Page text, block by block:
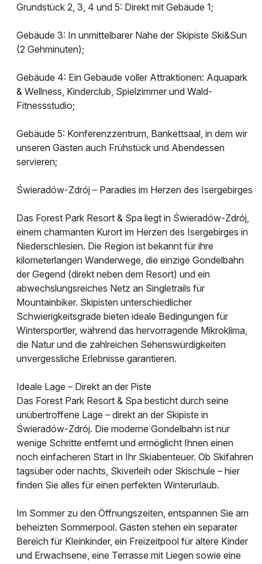
Grundstück 2, 3, 4 und 5: Direkt mit Gebäude 1;
Gebäude 3: In unmittelbarer Nähe der Skipiste Ski&Sun
(2 Gehminuten);
Gebäude 4: Ein Gebäude voller Attraktionen: Aquapark
& ​​Wellness, Kinderclub, Spielzimmer und Wald-
Fitnessstudio;
Gebäude 5: Konferenzzentrum, Bankettsaal, in dem wir
unseren Gästen auch Frühstück und Abendessen
servieren;
Świeradów-Zdrój – Paradies im Herzen des Isergebirges
Das Forest Park Resort & Spa liegt in Świeradów-Zdrój,
einem charmanten Kurort im Herzen des Isergebirges in
Niederschlesien. Die Region ist bekannt für ihre
kilometerlangen Wanderwege, die einzige Gondelbahn
der Gegend (direkt neben dem Resort) und ein
abwechslungsreiches Netz an Singletrails für
Mountainbiker. Skipisten unterschiedlicher
Schwierigkeitsgrade bieten ideale Bedingungen für
Wintersportler, während das hervorragende Mikroklima,
die Natur und die zahlreichen Sehenswürdigkeiten
unvergessliche Erlebnisse garantieren.
Ideale Lage – Direkt an der Piste
Das Forest Park Resort & Spa besticht durch seine
unübertroffene Lage – direkt an der Skipiste in
Świeradów-Zdrój. Die moderne Gondelbahn ist nur
wenige Schritte entfernt und ermöglicht Ihnen einen
noch einfacheren Start in Ihr Skiabenteuer. Ob Skifahren
tagsüber oder nachts, Skiverleih oder Skischule – hier
finden Sie alles für einen perfekten Winterurlaub.
Im Sommer zu den Öffnungszeiten, entspannen Sie am
beheizten Sommerpool. Gästen stehen ein separater
Bereich für Kleinkinder, ein Freizeitpool für ältere Kinder
und Erwachsene, eine Terrasse mit Liegen sowie eine